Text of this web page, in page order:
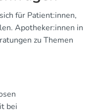
für Patient:innen,
Apotheker:innen in
zu Themen
bei